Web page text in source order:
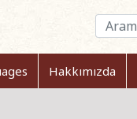
Hakkımızda